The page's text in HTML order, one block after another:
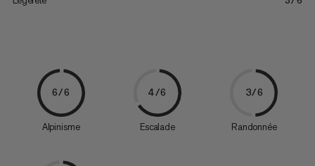
6/6
Alpinisme
4/6
Escalade
3/6
Randonnée